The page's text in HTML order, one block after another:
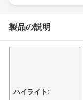
製品の説明
ハイライト: